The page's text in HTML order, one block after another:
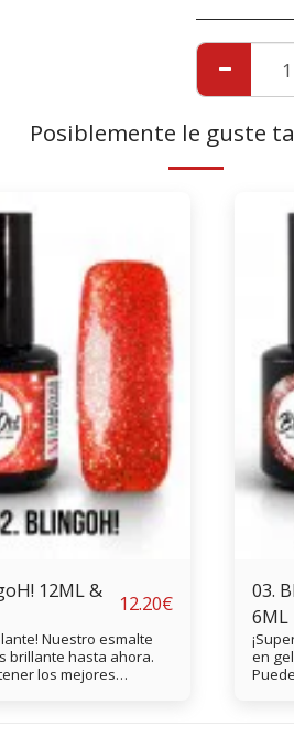
Posiblemente le guste
&
12.20€
Nuestro esmalte
brillante hasta ahora.
los mejores
03.
6ML
en